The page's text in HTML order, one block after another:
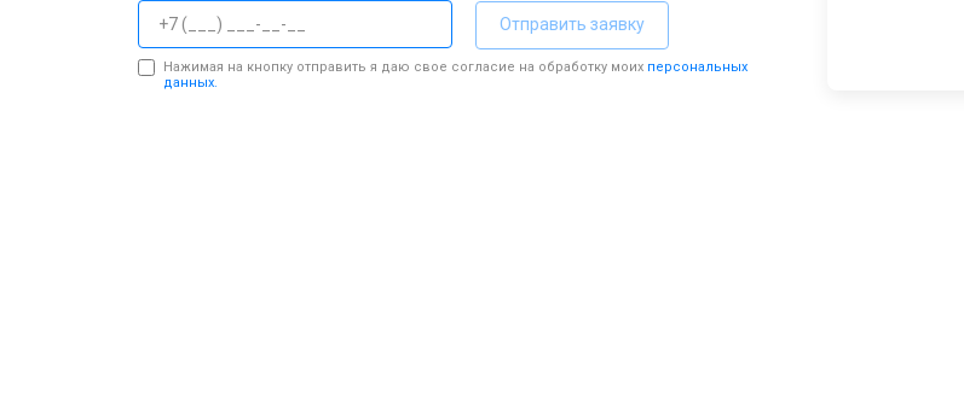
Отправить заявку
Нажимая на кнопку отправить я даю свое согласие на обработку моих персональных
данных.